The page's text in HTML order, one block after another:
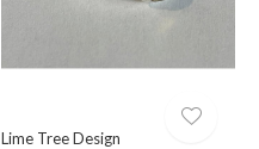
Lime Tree Design